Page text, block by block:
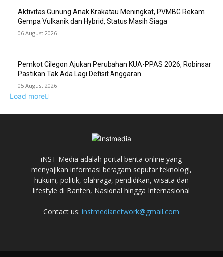
Aktivitas Gunung Anak Krakatau Meningkat, PVMBG Rekam
Gempa Vulkanik dan Hybrid, Status Masih Siaga
06 August 2026
Pemkot Cilegon Ajukan Perubahan KUA-PPAS 2026, Robinsar
Pastikan Tak Ada Lagi Defisit Anggaran
05 August 2026
Load more
iNST Media adalah portal berita online yang
menyajikan informasi beragam seputar teknologi,
hukum, politik, olahraga, pendidikan, wisata dan
lifestyle di Banten, Nasional hingga Internasional
Contact us:instmedianetwork@gmail.com